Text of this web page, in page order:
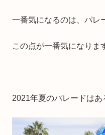
一番気になるのは、パレ
この点が一番気になりま
2021年夏のパレードはあ